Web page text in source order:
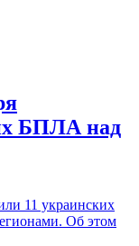
БПЛА над
11 украинских
Об этом